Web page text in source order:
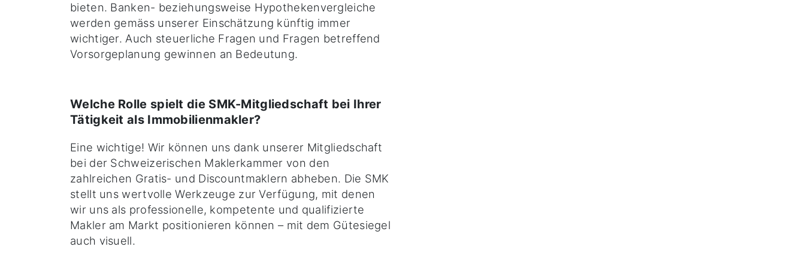
bieten. Banken- beziehungsweise Hypothekenvergleiche
werden gemäss unserer Einschätzung künftig immer
wichtiger. Auch steuerliche Fragen und Fragen betreffend
Vorsorgeplanung gewinnen an Bedeutung.
Welche Rolle spielt die SMK-Mitgliedschaft bei Ihrer
Tätigkeit als Immobilienmakler?
Eine wichtige! Wir können uns dank unserer Mitgliedschaft
bei der Schweizerischen Maklerkammer von den
zahlreichen Gratis- und Discountmaklern abheben. Die SMK
stellt uns wertvolle Werkzeuge zur Verfügung, mit denen
wir uns als professionelle, kompetente und qualifizierte
Makler am Markt positionieren können – mit dem Gütesiegel
auch visuell.